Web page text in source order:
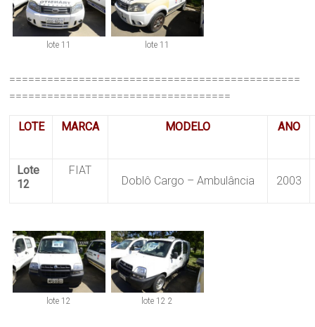
lote 11 lote 11
==============================================
===================================
LOTE MARCA MODELO ANO
Lote
12
FIAT
Doblô Cargo – Ambulância 2003
lote 12 lote 12 2